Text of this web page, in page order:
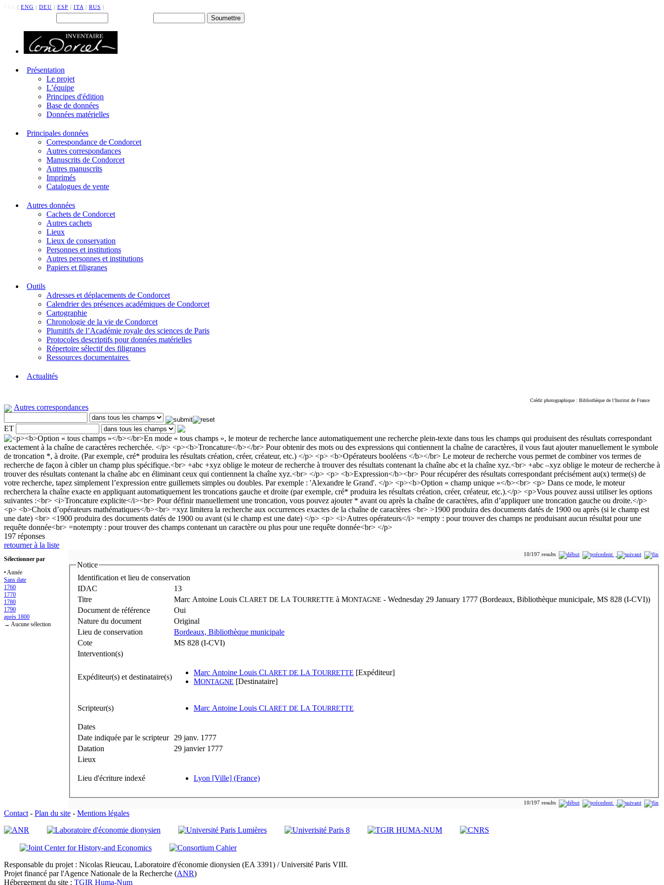
| ENG | DEU | ESP | ITA | RUS |
Présentation
Le projet
L’équipe
Principes d'édition
Base de données
Données matérielles
Principales données
Correspondance de Condorcet
Autres correspondances
Manuscrits de Condorcet
Autres manuscrits
Imprimés
Catalogues de vente
Autres données
Cachets de Condorcet
Autres cachets
Lieux
Lieux de conservation
Personnes et institutions
Autres personnes et institutions
Papiers et filigranes
Outils
Adresses et déplacements de Condorcet
Calendrier des présences académiques de Condorcet
Cartographie
Chronologie de la vie de Condorcet
Plumitifs de l’Académie royale des sciences de Paris
Protocoles descriptifs pour données matérielles
Répertoire sélectif des filigranes
Ressources documentaires
Actualités
Crédit photographique : Bibliothèque de l’Institut de France
Autres correspondances
ET
197 réponses
retourner à la liste
Sélectionner par
• Année
Sans date
1760
1770
1780
1790
après 1800
→ Aucune sélection
10/197 results
Notice
Identification et lieu de conservation
IDAC
13
Titre
Marc Antoine Louis CLARET DE LA TOURRETTE à MONTAGNE - Wednesday 29 January 1777 (Bordeaux, Bibliothèque municipale, MS 828 (I-CVI))
Document de référence
Oui
Nature du document
Original
Lieu de conservation
Bordeaux, Bibliothèque municipale
Cote
MS 828 (I-CVI)
Intervention(s)
Expéditeur(s) et destinataire(s)
Marc Antoine Louis CLARET DE LA TOURRETTE [Expéditeur]
MONTAGNE [Destinataire]
Scripteur(s) Marc Antoine Louis CLARET DE LA TOURRETTE
Dates
Date indiquée par le scripteur
29 janv. 1777
Datation
29 janvier 1777
Lieux
Lieu d'écriture indexé Lyon [Ville] (France)
10/197 results
Contact - Plan du site - Mentions légales
Responsable du projet : Nicolas Rieucau, Laboratoire d'économie dionysien (EA 3391) / Université Paris VIII.
Projet financé par l'Agence Nationale de la Recherche (ANR)
Hébergement du site : TGIR Huma-Num